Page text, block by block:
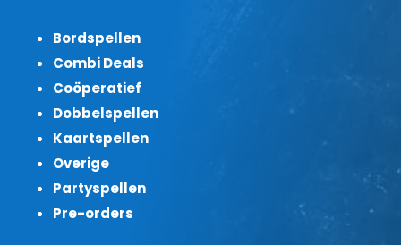
Bordspellen
Combi Deals
Coöperatief
Dobbelspellen
Kaartspellen
Overige
Partyspellen
Pre-orders